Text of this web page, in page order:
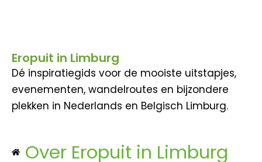
Eropuit in Limburg
Dé inspiratiegids voor de mooiste uitstapjes,
evenementen, wandelroutes en bijzondere
plekken in Nederlands en Belgisch Limburg.
Over Eropuit in Limburg